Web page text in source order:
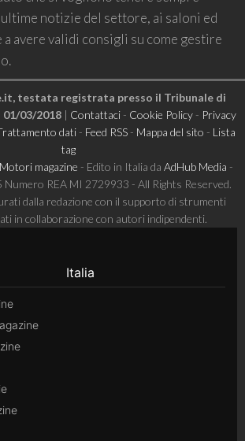
notizie del settore, ai saloni ed
avere validi consigli su come gestire
testata registrata presso il Tribunale di
03/2018| Contattaci- Cookie Policy- Privacy
dati- Feed RSS- Mappa del sito - Lista
tag
Motori magazine - Edito in Italia da AdHub Media -
Numero REA MI 2729933 - All Rights Reserved.
dalla redazione con il supporto di strumenti
in collaborazione con autori indipendenti.
Italia